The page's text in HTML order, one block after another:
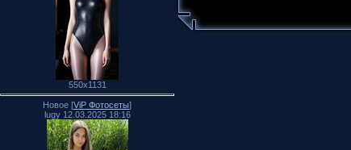
550x1131
Новое [ViP Фотосеты]
lugy 12.03.2025 18:16